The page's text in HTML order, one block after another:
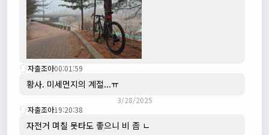
자출조아00:01:59
황사. 미세먼지의 계절...ㅠ
3/28/2025
자출조아19:20:38
자전거 며칠 못타도 좋으니 비 좀 ㄴ